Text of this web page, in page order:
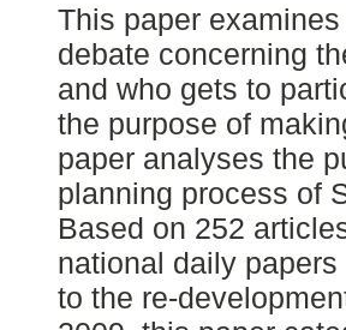
This paper
debate concerning
and who gets to
the purpose of
paper analyses the
planning process of
Based on 252
national daily
to the re-